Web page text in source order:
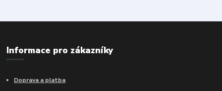
Informace pro zákazníky
Doprava a platba